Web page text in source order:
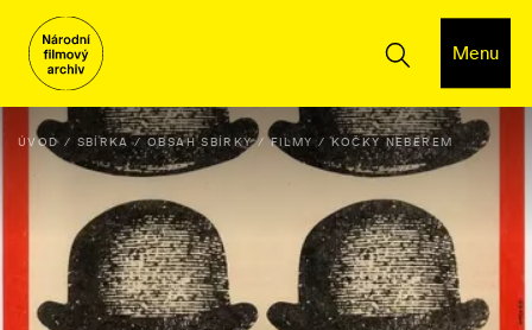
Menu
ÚVOD SBÍRKA OBSAH SBÍRKY FILMY KOČKY NEBEREM